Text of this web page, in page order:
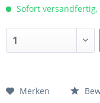
Sofort versandfertig,
Merken